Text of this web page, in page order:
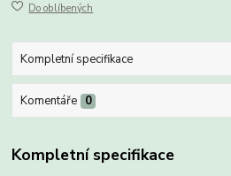
Do oblíbených
Kompletní specifikace
Komentáře 0
Kompletní specifikace